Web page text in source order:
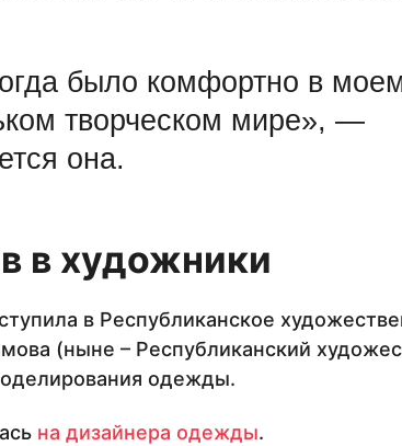
было комфортно в
творческом мире», —
она.
в художники
в Республиканское
(ныне – Республиканский
одежды.
на дизайнера одежды.